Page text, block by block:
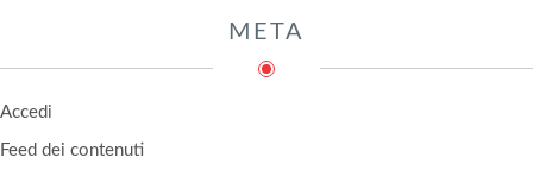
META
Accedi
Feed dei contenuti